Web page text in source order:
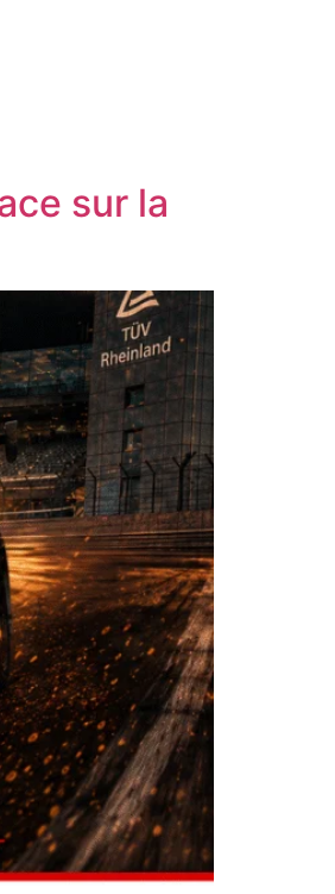
sur la